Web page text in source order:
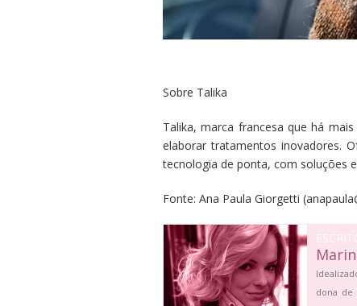
Sobre Talika
Talika, marca francesa que há
elaborar tratamentos inovadores.
tecnologia de ponta, com soluções
Fonte: Ana Paula Giorgetti
dona de